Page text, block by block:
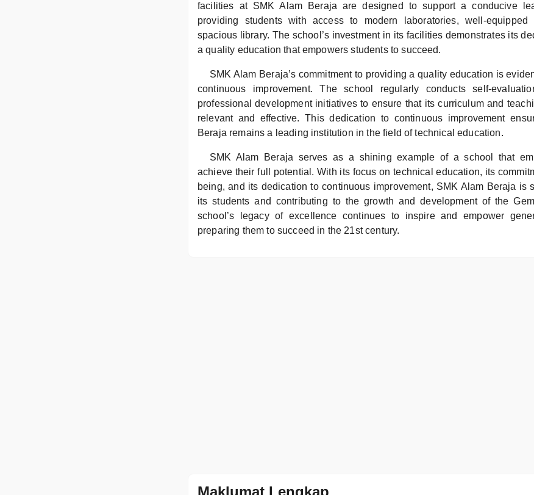
facilities at SMK Alam Beraja are designed to support a conducive
providing students with access to modern laboratories, well-equipped
spacious library. The school’s investment in its facilities demonstrates its
a quality education that empowers students to succeed.
SMK Alam Beraja’s commitment to providing a quality education is
continuous improvement. The school regularly conducts self-
professional development initiatives to ensure that its curriculum and
relevant and effective. This dedication to continuous improvement
Beraja remains a leading institution in the field of technical education.
SMK Alam Beraja serves as a shining example of a school that
achieve their full potential. With its focus on technical education, its
being, and its dedication to continuous improvement, SMK Alam Beraja is
its students and contributing to the growth and development of the
school’s legacy of excellence continues to inspire and empower
preparing them to succeed in the 21st century.
Maklumat Lengkap